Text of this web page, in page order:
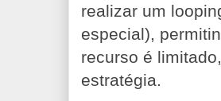
realizar um
especial),
recurso é
estratégia.